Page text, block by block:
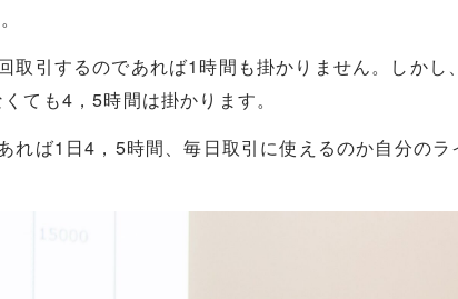
取引するのであれば1時間も掛かりません。しかし
ても4，5時間は掛かります。
れば1日4，5時間、毎日取引に使えるのか自分の